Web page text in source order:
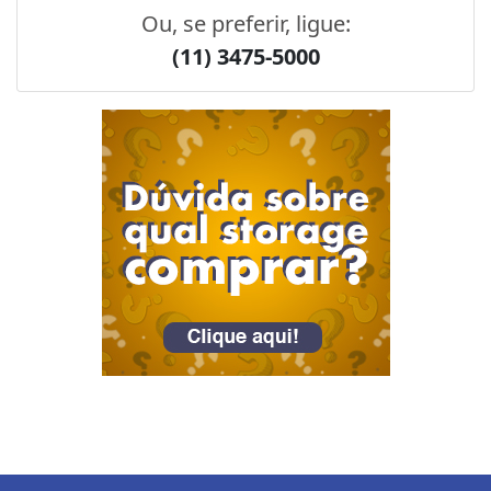
Ou, se preferir, ligue:
(11) 3475-5000